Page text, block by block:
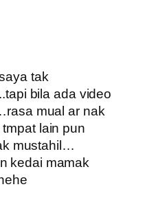
tak
bila ada video
mual ar nak
lain pun
mustahil…
kedai mamak